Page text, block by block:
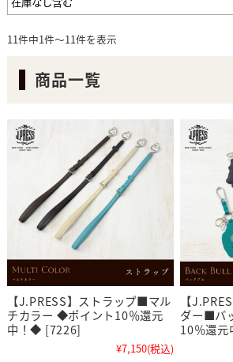
11件中1件～11件を表示
商品一覧
【J.PRESS】ストラップ■マル
チカラー ◆ポイント10％還元
中！◆ [7226]
¥7,150(税込)
【
ダー■バ
10％還